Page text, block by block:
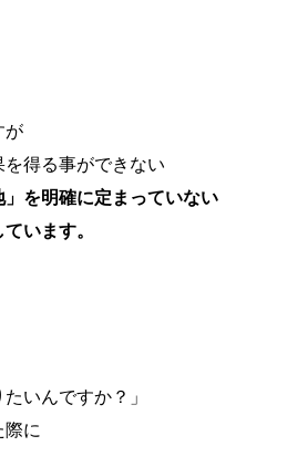
が
得る事ができない
を明確に定まっていない
います。
いんですか？」
に